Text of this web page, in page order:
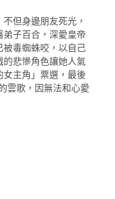
但身邊朋友死光，
弟子百合，深愛皇帝
被毒蜘蛛咬，以自己
悲慘角色讓她人氣
女主角」票選，最後
雲歌，因無法和心愛